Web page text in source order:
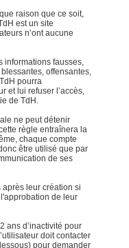
raison que ce soit,
est un site
n’ont aucune
informations fausses,
offensantes,
pourra
et lui refuser l’accès,
de TdH.
ne peut détenir
règle entraînera la
chaque compte
être utilisé que par
de ses
après leur création si
de leur
ans d’inactivité pour
doit contacter
pour demander